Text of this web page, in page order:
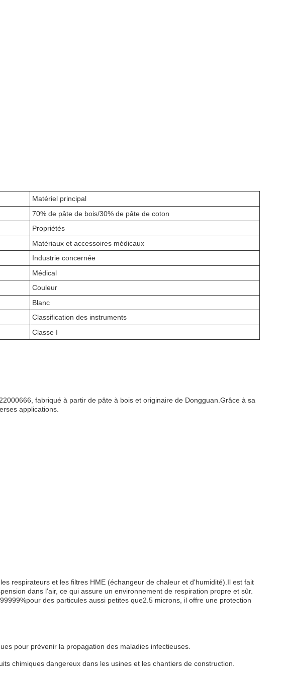
Matériel principal
70% de pâte de bois/30% de pâte de coton
Propriétés
Matériaux et accessoires médicaux
Industrie concernée
Médical
Couleur
Blanc
Classification des instruments
Classe I
fabriqué à partir de pâte à bois et originaire de Dongguan.Grâce à sa
applications.
respirateurs et les filtres HME (échangeur de chaleur et d'humidité).Il est fait
dans l'air, ce qui assure un environnement de respiration propre et sûr.
99999%pour des particules aussi petites que2.5 microns , il offre une protection
pour prévenir la propagation des maladies infectieuses.
chimiques dangereux dans les usines et les chantiers de construction.